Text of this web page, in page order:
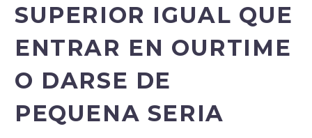
SUPERIOR IGUAL QUE
ENTRAR EN OURTIME
O DARSE DE
PEQUENA SERI­A